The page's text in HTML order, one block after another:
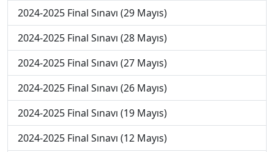
2024-2025 Final Sınavı (29 Mayıs)
2024-2025 Final Sınavı (28 Mayıs)
2024-2025 Final Sınavı (27 Mayıs)
2024-2025 Final Sınavı (26 Mayıs)
2024-2025 Final Sınavı (19 Mayıs)
2024-2025 Final Sınavı (12 Mayıs)